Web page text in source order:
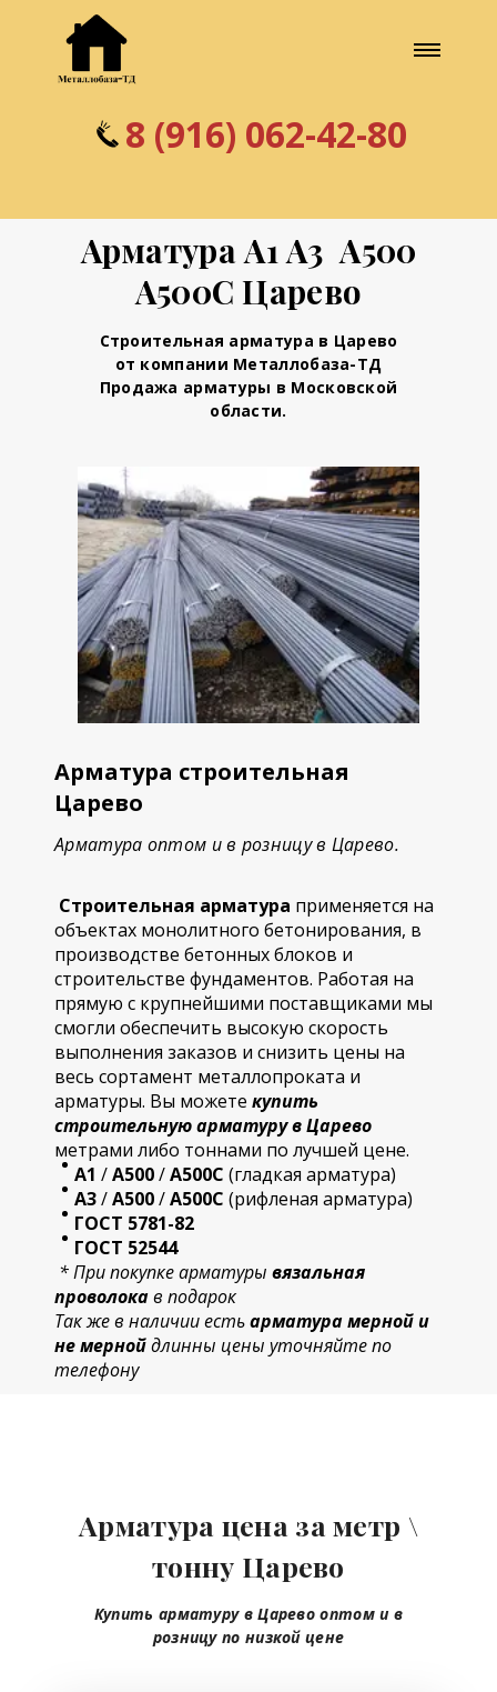
8 (916) 062-42-80
Арматура А1 А3 А500
А500С Царево
Строительная арматура в Царево
от компании Металлобаза-ТД
Продажа арматуры в Московской
области.
Арматура строительная
Царево
Арматура оптом и в розницу в Царево.
Строительная арматура применяется на
объектах монолитного бетонирования, в
производстве бетонных блоков и
строительстве фундаментов. Работая на
прямую с крупнейшими поставщиками мы
смогли обеспечить высокую скорость
выполнения заказов и снизить цены на
весь сортамент металлопроката и
арматуры. Вы можете купить
строительнуюарматуру в Царево
метрами либо тоннами по лучшей цене.
А1 /А500/А500С (гладкая арматура)
А3/А500/А500С (рифленая арматура)
ГОСТ 5781-82
ГОСТ 52544
* При покупке арматуры вязальная
проволокав подарок
Так же в наличии естьарматура мерной и
не мернойдлинны цены уточняйте по
телефону
Арматура цена за метр \
тонну Царево
Купить арматуру в Царевооптоми в
розницупо низкой цене